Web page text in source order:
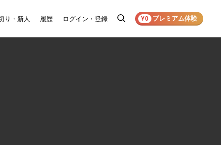
り・新人 履歴 ログイン・登録
検
¥0 プレミアム体験